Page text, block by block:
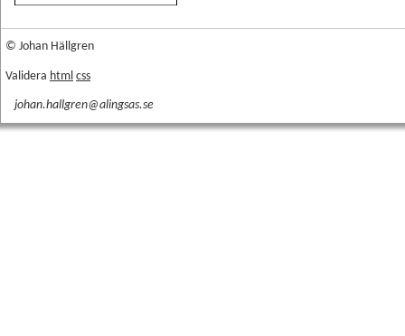
© Johan Hällgren
Validera html css
johan.hallgren@alingsas.se